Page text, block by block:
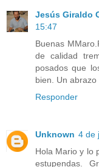
Jesús Giraldo
15:47
Buenas
de calidad
posados que
bien. Un
Responder
Unknown 4 de
Hola Mario y lo
estupendas.